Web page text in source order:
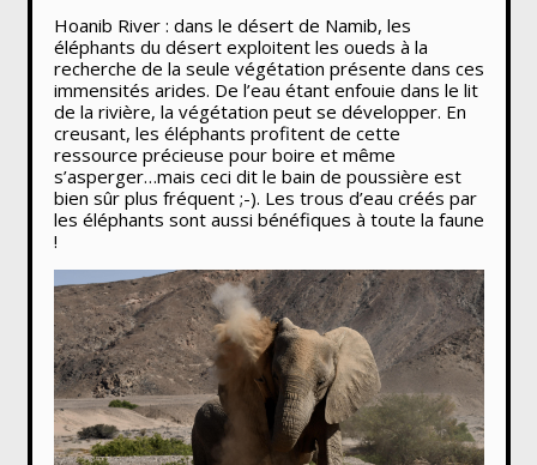
Hoanib River : dans le désert de Namib, les
éléphants du désert exploitent les oueds à la
recherche de la seule végétation présente dans ces
immensités arides. De l’eau étant enfouie dans le lit
de la rivière, la végétation peut se développer. En
creusant, les éléphants profitent de cette
ressource précieuse pour boire et même
s’asperger…mais ceci dit le bain de poussière est
bien sûr plus fréquent ;-). Les trous d’eau créés par
les éléphants sont aussi bénéfiques à toute la faune
!